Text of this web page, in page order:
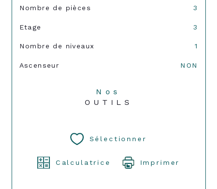
Nombre de pièces 3
Etage 3
Nombre de niveaux 1
Ascenseur NON
Nos
OUTILS
Sélectionner
Calculatrice Imprimer